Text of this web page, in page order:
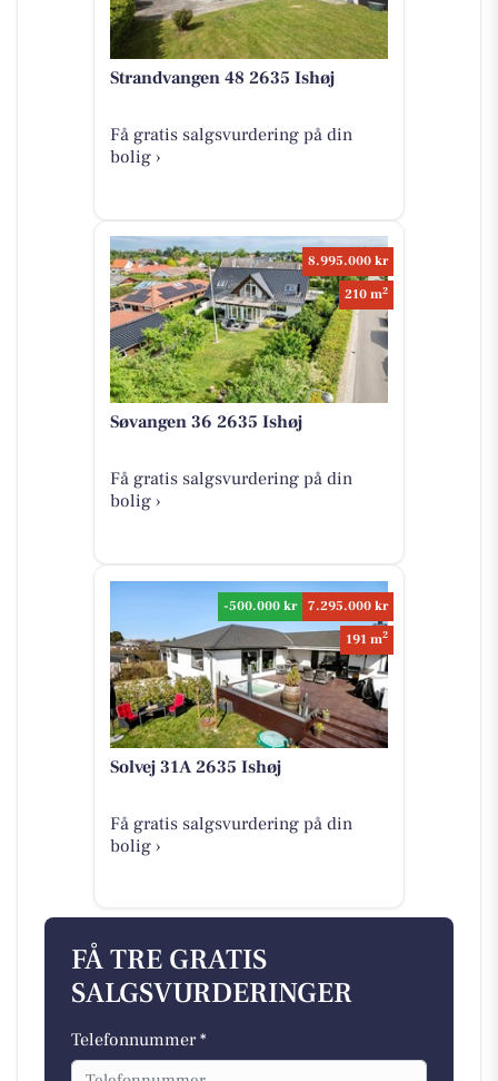
Strandvangen 48 2635 Ishøj
Få gratis salgsvurdering på din
bolig ›
8.995.000 kr
210 m2
Søvangen 36 2635 Ishøj
Få gratis salgsvurdering på din
bolig ›
-500.000 kr
7.295.000 kr
191 m2
Solvej 31A 2635 Ishøj
Få gratis salgsvurdering på din
bolig ›
FÅ TRE GRATIS
SALGSVURDERINGER
Telefonnummer *